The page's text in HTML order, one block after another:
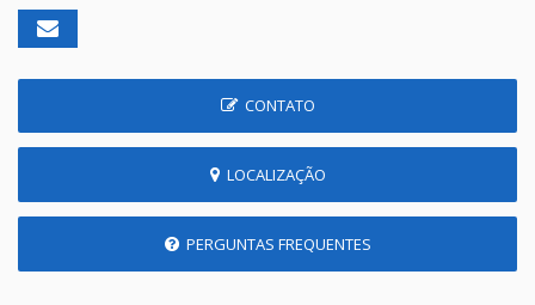
CONTATO
LOCALIZAÇÃO
PERGUNTAS FREQUENTES